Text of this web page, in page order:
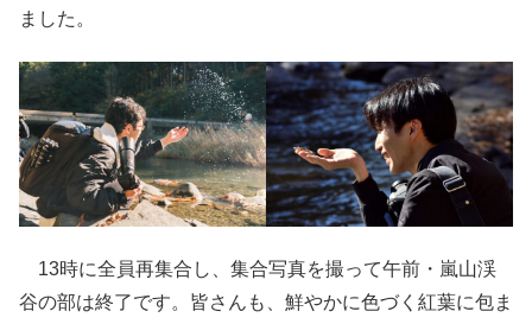
ました。
13時に全員再集合し、集合写真を撮って午前・嵐山渓
谷の部は終了です。皆さんも、鮮やかに色づく紅葉に包ま